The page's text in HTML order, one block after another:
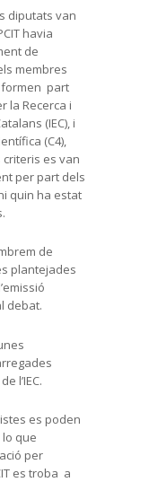
diputats van
havia
de
membres
part
la Recerca i
(IEC), i
(C4),
es van
per part dels
quin ha estat
de
plantejades
debat.
l’IEC.
es poden
lo que
per
es troba a